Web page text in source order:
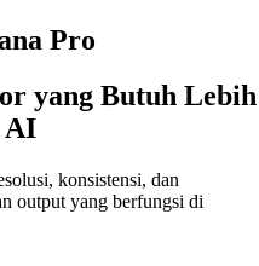
Pro
yang Butuh Lebih
AI
konsistensi, dan
output yang berfungsi di